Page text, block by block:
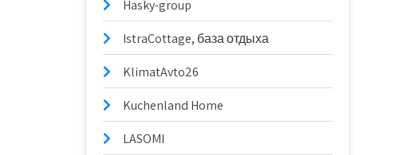
Hasky-group
IstraCottage, база отдыха
KlimatAvto26
Kuchenland Home
LASOMI